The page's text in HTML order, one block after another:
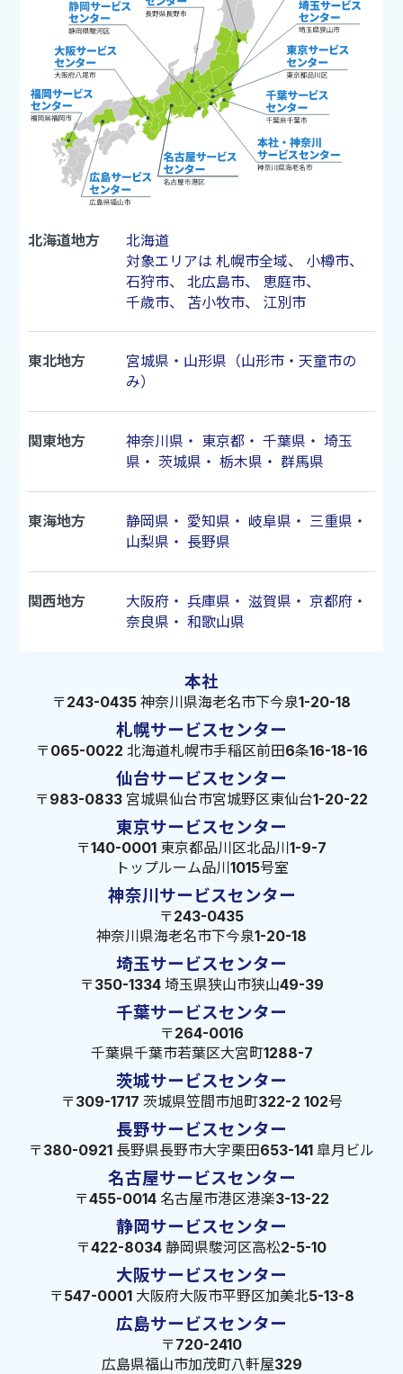
北海道地方
北海道
対象エリアは 札幌市全域、 小樽市、
石狩市、 北広島市、 恵庭市、
千歳市、 苫小牧市、 江別市
東北地方
宮城県・山形県（山形市・天童市の
み）
関東地方 神奈川県 ・ 東京都・ 千葉県 ・ 埼玉
県 ・ 茨城県 ・ 栃木県 ・ 群馬県
東海地方 静岡県 ・ 愛知県 ・ 岐阜県 ・ 三重県 ・
山梨県 ・ 長野県
関西地方 大阪府 ・ 兵庫県 ・ 滋賀県 ・ 京都府 ・
奈良県 ・ 和歌山県
本社
〒243-0435 神奈川県海老名市下今泉1-20-18
札幌サービスセンター
〒065-0022 北海道札幌市手稲区前田6条16-18-16
仙台サービスセンター
〒983-0833 宮城県仙台市宮城野区東仙台1-20-22
東京サービスセンター
〒140-0001 東京都品川区北品川1-9-7
トップルーム品川1015号室
神奈川サービスセンター
〒243-0435
神奈川県海老名市下今泉1-20-18
埼玉サービスセンター
〒350-1334 埼玉県狭山市狭山49-39
千葉サービスセンター
〒264-0016
千葉県千葉市若葉区大宮町1288-7
茨城サービスセンター
〒309-1717 茨城県笠間市旭町322-2 102号
長野サービスセンター
〒380-0921 長野県長野市大字栗田653-141 皐月ビル
名古屋サービスセンター
〒455-0014 名古屋市港区港楽3-13-22
静岡サービスセンター
〒422-8034 静岡県駿河区高松2-5-10
大阪サービスセンター
〒547-0001 大阪府大阪市平野区加美北5-13-8
広島サービスセンター
〒720-2410
広島県福山市加茂町八軒屋329